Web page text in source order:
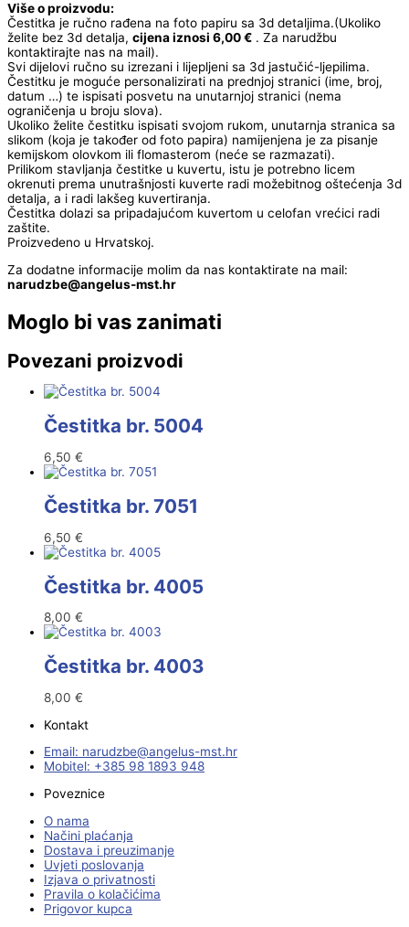
Više o proizvodu:
Čestitka je ručno rađena na foto papiru sa 3d detaljima.(Ukoliko
želite bez 3d detalja, cijena iznosi 6,00 € . Za narudžbu
kontaktirajte nas na mail).
Svi dijelovi ručno su izrezani i lijepljeni sa 3d jastučić-ljepilima.
Čestitku je moguće personalizirati na prednjoj stranici (ime, broj,
datum …) te ispisati posvetu na unutarnjoj stranici (nema
ograničenja u broju slova).
Ukoliko želite čestitku ispisati svojom rukom, unutarnja stranica sa
slikom (koja je također od foto papira) namijenjena je za pisanje
kemijskom olovkom ili flomasterom (neće se razmazati).
Prilikom stavljanja čestitke u kuvertu, istu je potrebno licem
okrenuti prema unutrašnjosti kuverte radi možebitnog oštećenja 3d
detalja, a i radi lakšeg kuvertiranja.
Čestitka dolazi sa pripadajućom kuvertom u celofan vrećici radi
zaštite.
Proizvedeno u Hrvatskoj.
Za dodatne informacije molim da nas kontaktirate na mail:
rh.tsm-sulegna
@ebzduran
Moglo bi vas zanimati
Povezani proizvodi
Čestitka br. 5004
6,50 €
Čestitka br. 7051
6,50 €
Čestitka br. 4005
8,00 €
Čestitka br. 4003
8,00 €
Kontakt
Email:
rh.tsm-sulegna
@ebzduran
Mobitel: +385 98 1893 948
Poveznice
O nama
Načini plaćanja
Dostava i preuzimanje
Uvjeti poslovanja
Izjava o privatnosti
Pravila o kolačićima
Prigovor kupca